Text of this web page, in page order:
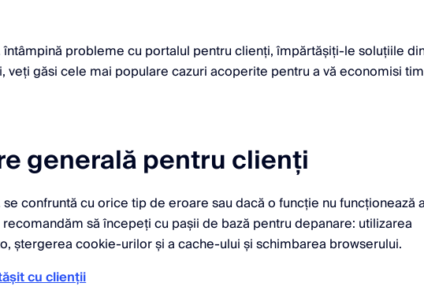
întâmpină probleme cu portalul pentru clienți, împărtășiți-le soluțiile
veți găsi cele mai populare cazuri acoperite pentru a vă economisi
generală pentru clienți
confruntă cu orice tip de eroare sau dacă o funcție nu funcționează
să începeți cu pașii de bază pentru depanare: utilizarea
ștergerea cookie-urilor și a cache-ului și schimbarea browserului.
cu clienții